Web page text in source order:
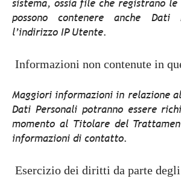
sistema, ossia file che registrano
possono contenere anche Dati
l’indirizzo IP Utente.
Informazioni non contenute in
Maggiori informazioni in relazione
Dati Personali potranno essere
momento al Titolare del
informazioni di contatto.
Esercizio dei diritti da parte